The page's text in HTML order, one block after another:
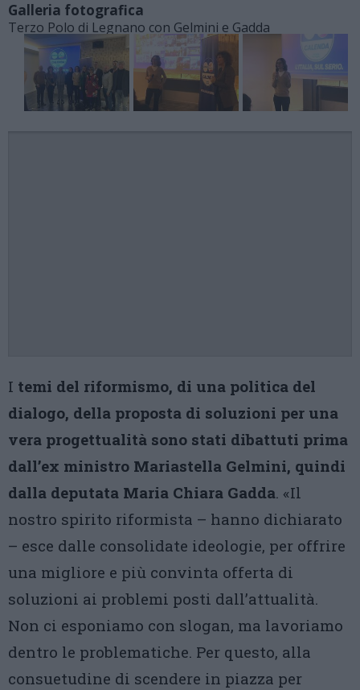
Galleria fotografica
Terzo Polo di Legnano con Gelmini e Gadda
I temi del riformismo, di una politica del
dialogo, della proposta di soluzioni per una
vera progettualità sono stati dibattuti prima
dall’ex ministro Mariastella Gelmini, quindi
dalla deputata Maria Chiara Gadda. «Il
nostro spirito riformista – hanno dichiarato
– esce dalle consolidate ideologie, per offrire
una migliore e più convinta offerta di
soluzioni ai problemi posti dall’attualità.
Non ci esponiamo con slogan, ma lavoriamo
dentro le problematiche. Per questo, alla
consuetudine di scendere in piazza per